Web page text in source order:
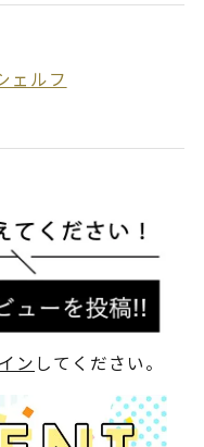
ェルフ
ン してください。